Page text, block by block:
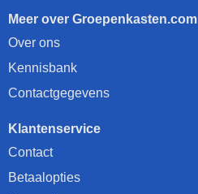
Meer over Groepenkasten.com
Over ons
Kennisbank
Contactgegevens
Klantenservice
Contact
Betaalopties